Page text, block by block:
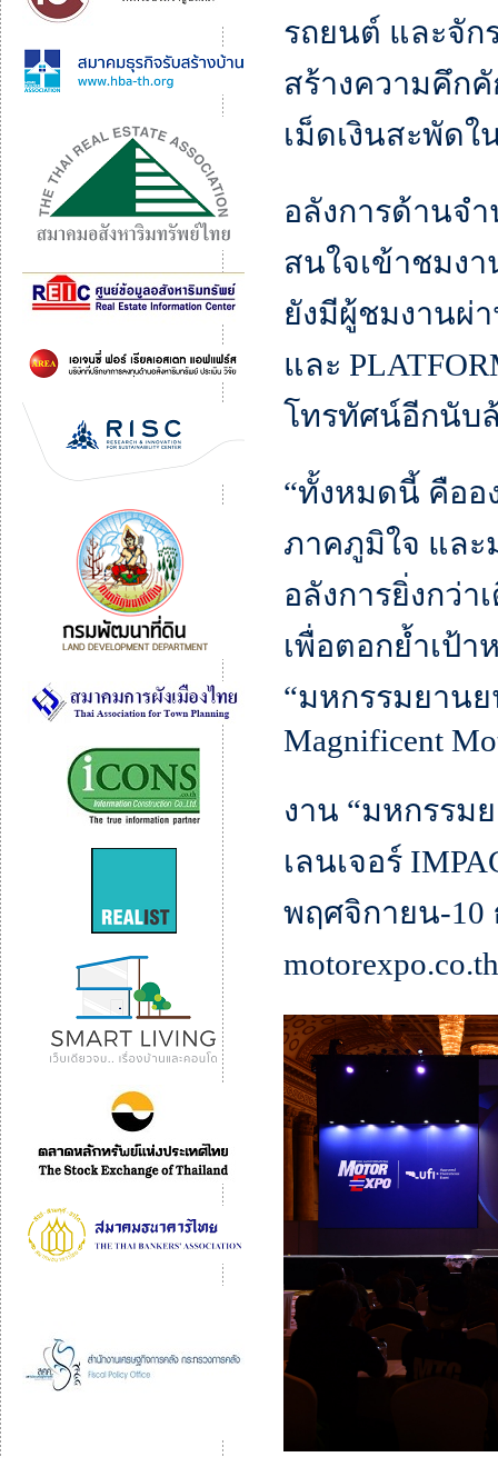
รถยนต์ และจั
สร้างความคึก
เม็ดเงินสะพัด
อลังการด้านจ
สนใจเข้าชมง
ยังมีผู้ชมงานผ่า
และ
โทรทัศน์อีกนับ
“ทั้งหมดนี้ คืออ
ภาคภูมิใจ และ
อลังการยิ่งกว่
เพื่อตอกย้ำเป้
“มหกรรมยานย
Magnificent
งาน “มหกรรม
เลนเจอร์
พฤศจิกายน-10